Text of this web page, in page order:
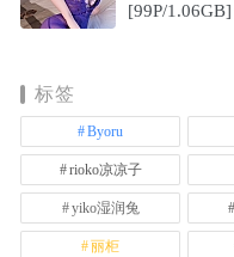
[99P/1.06GB]
标签
Byoru
rioko凉凉子
yiko湿润兔
丽柜